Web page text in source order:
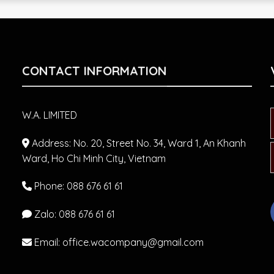
CONTACT INFORMATION
W.A. LIMITED
Address: No. 20, Street No. 34, Ward 1, An Khanh
Ward, Ho Chi Minh City, Vietnam
Phone: 088 676 61 61
Zalo: 088 676 61 61
Email: office.wacompany@gmail.com